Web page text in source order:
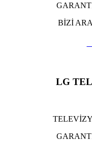
BİZİ
LG